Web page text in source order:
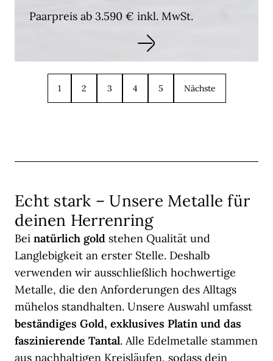
Paarpreis ab 3.590 € inkl. MwSt.
1 2 3 4 5 Nächste
Echt stark – Unsere Metalle für
deinen Herrenring
Bei natürlich gold stehen Qualität und
Langlebigkeit an erster Stelle. Deshalb
verwenden wir ausschließlich hochwertige
Metalle, die den Anforderungen des Alltags
mühelos standhalten. Unsere Auswahl umfasst
beständiges Gold, exklusives Platin und das
faszinierende Tantal. Alle Edelmetalle stammen
aus nachhaltigen Kreisläufen, sodass dein